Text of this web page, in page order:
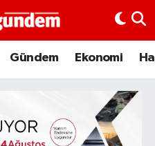
Gündem Ekonomi